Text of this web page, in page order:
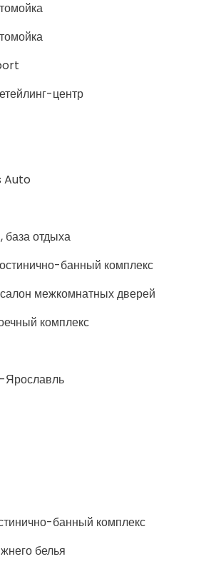
центр
Auto
отдыха
банный комплекс
межкомнатных дверей
комплекс
банный комплекс
белья